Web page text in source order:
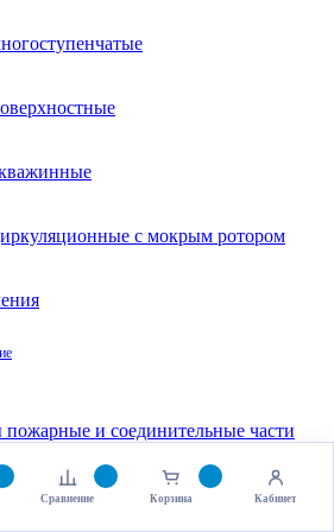
с мокрым ротором
пожарные и соединительные части
пожарные
Сравнение Корзина Кабинет